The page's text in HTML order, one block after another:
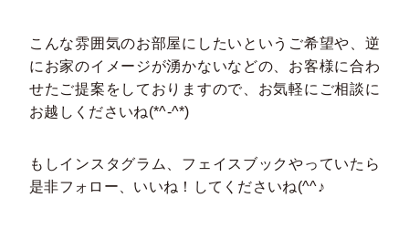
こんな雰囲気のお部屋にしたいというご希望や、逆
にお家のイメージが湧かないなどの、お客様に合わ
せたご提案をしておりますので、お気軽にご相談に
お越しくださいね(*^-^*)
もしインスタグラム、フェイスブックやっていたら
是非フォロー、いいね！してくださいね(^^♪